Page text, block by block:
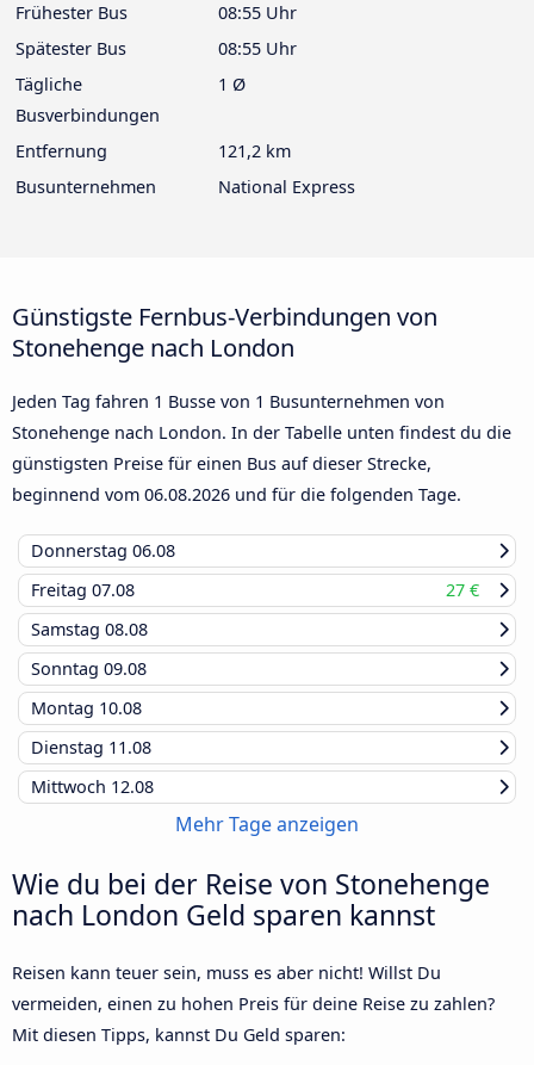
Frühester Bus
08:55 Uhr
Spätester Bus
08:55 Uhr
Tägliche
Busverbindungen
1 Ø
Entfernung
121,2 km
Busunternehmen
National Express
Günstigste Fernbus-Verbindungen von
Stonehenge nach London
Jeden Tag fahren 1 Busse von 1 Busunternehmen von
Stonehenge nach London. In der Tabelle unten findest du die
günstigsten Preise für einen Bus auf dieser Strecke,
beginnend vom 06.08.2026 und für die folgenden Tage.
Donnerstag 06.08
Freitag 07.08
27 €
Samstag 08.08
Sonntag 09.08
Montag 10.08
Dienstag 11.08
Mittwoch 12.08
Mehr Tage anzeigen
Wie du bei der Reise von Stonehenge
nach London Geld sparen kannst
Reisen kann teuer sein, muss es aber nicht! Willst Du
vermeiden, einen zu hohen Preis für deine Reise zu zahlen?
Mit diesen Tipps, kannst Du Geld sparen: